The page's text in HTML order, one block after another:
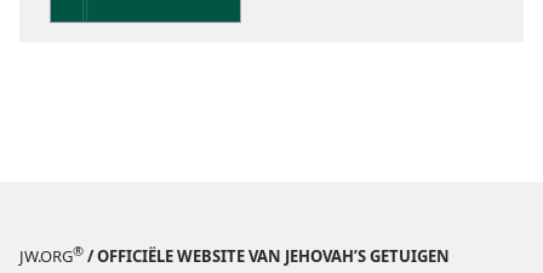
JW.ORG® / OFFICIËLE WEBSITE VAN JEHOVAH’S GETUIGEN